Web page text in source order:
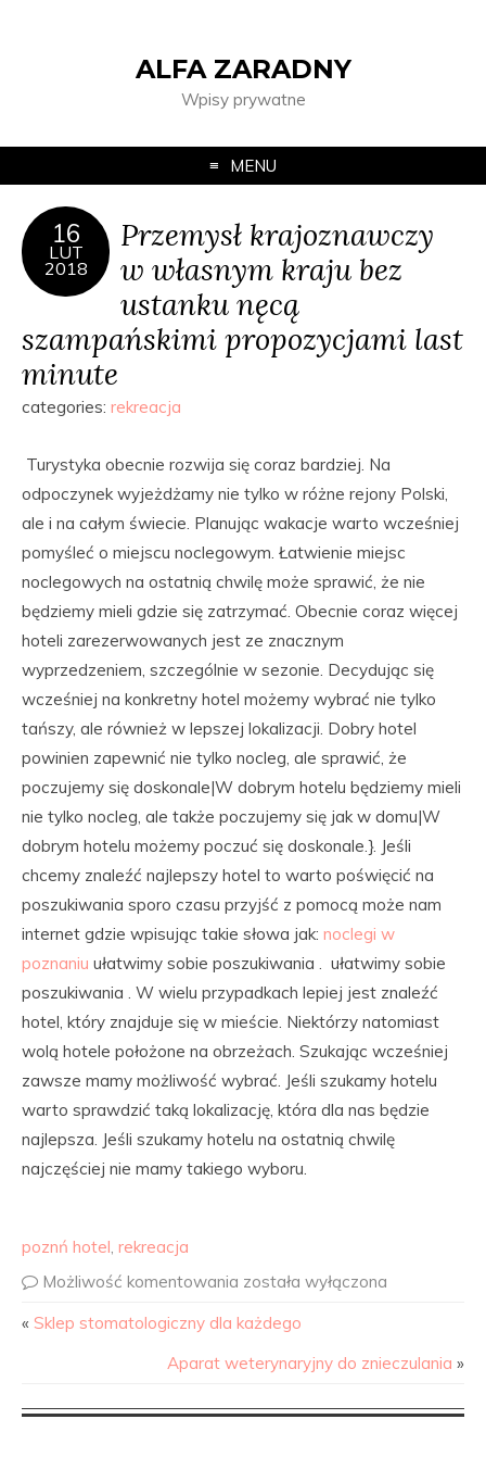
ALFA ZARADNY
Wpisy prywatne
MENU
16
LUT
2018
Przemysł krajoznawczy
w własnym kraju bez
ustanku nęcą
szampańskimi propozycjami last
minute
categories: rekreacja
Turystyka obecnie rozwija się coraz bardziej. Na
odpoczynek wyjeżdżamy nie tylko w różne rejony Polski,
ale i na całym świecie. Planując wakacje warto wcześniej
pomyśleć o miejscu noclegowym. Łatwienie miejsc
noclegowych na ostatnią chwilę może sprawić, że nie
będziemy mieli gdzie się zatrzymać. Obecnie coraz więcej
hoteli zarezerwowanych jest ze znacznym
wyprzedzeniem, szczególnie w sezonie. Decydując się
wcześniej na konkretny hotel możemy wybrać nie tylko
tańszy, ale również w lepszej lokalizacji. Dobry hotel
powinien zapewnić nie tylko nocleg, ale sprawić, że
poczujemy się doskonale|W dobrym hotelu będziemy mieli
nie tylko nocleg, ale także poczujemy się jak w domu|W
dobrym hotelu możemy poczuć się doskonale.}. Jeśli
chcemy znaleźć najlepszy hotel to warto poświęcić na
poszukiwania sporo czasu przyjść z pomocą może nam
internet gdzie wpisując takie słowa jak: noclegi w
poznaniu ułatwimy sobie poszukiwania . ułatwimy sobie
poszukiwania . W wielu przypadkach lepiej jest znaleźć
hotel, który znajduje się w mieście. Niektórzy natomiast
wolą hotele położone na obrzeżach. Szukając wcześniej
zawsze mamy możliwość wybrać. Jeśli szukamy hotelu
warto sprawdzić taką lokalizację, która dla nas będzie
najlepsza. Jeśli szukamy hotelu na ostatnią chwilę
najczęściej nie mamy takiego wyboru.
poznń hotel, rekreacja
Możliwość komentowania została wyłączona
« Sklep stomatologiczny dla każdego
Aparat weterynaryjny do znieczulania »